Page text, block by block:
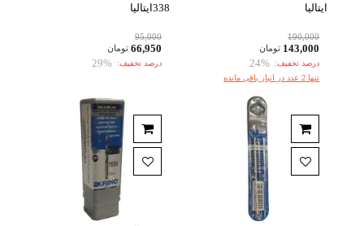
ایتالیا
190,000
143,000 تومان
درصد تخفیف: 24%
تنها 2 عدد در انبار باقی مانده
338ایتالیا
95,000
66,950 تومان
درصد تخفیف: 29%